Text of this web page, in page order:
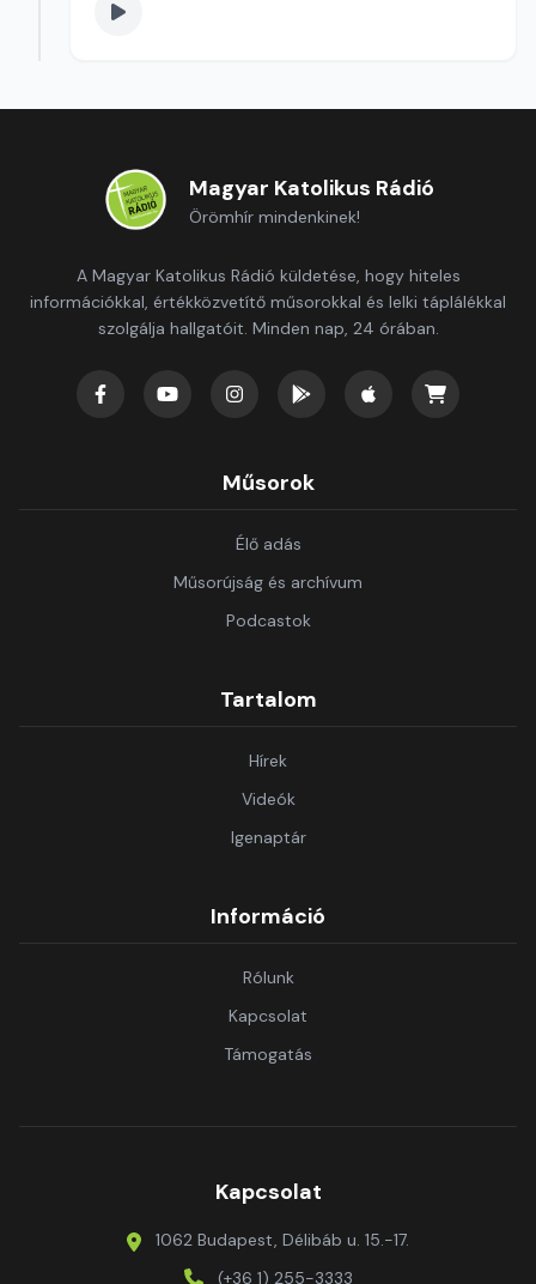
Magyar Katolikus Rádió
Örömhír mindenkinek!
A Magyar Katolikus Rádió küldetése, hogy hiteles
információkkal, értékközvetítő műsorokkal és lelki táplálékkal
szolgálja hallgatóit. Minden nap, 24 órában.
Műsorok
Élő adás
Műsorújság és archívum
Podcastok
Tartalom
Hírek
Videók
Igenaptár
Információ
Rólunk
Kapcsolat
Támogatás
Kapcsolat
1062 Budapest, Délibáb u. 15.-17.
(+36 1) 255-3333